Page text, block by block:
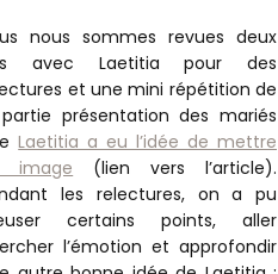
nous sommes revues deux
avec Laetitia pour des
et une mini répétition de
présentation des mariés
Laetitia a eu l’idée de mettre
image (lien vers l’article).
les relectures, on a pu
certains points, aller
l’émotion et approfondir